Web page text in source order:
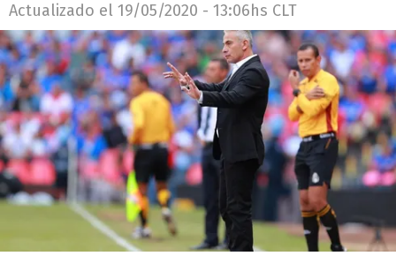
Actualizado el 19/05/2020 - 13:06hs CLT